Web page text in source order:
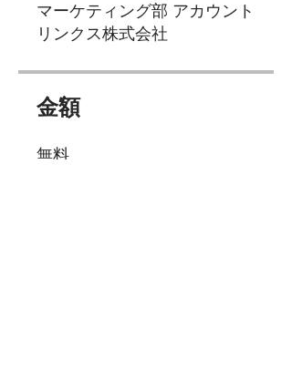
マーケティング部 アカウント
リンクス株式会社
金額
無料